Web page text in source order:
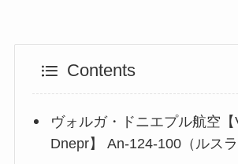
Contents
ヴォルガ・ドニエプル航空【
Dnepr】 An-124-100（ルスラ